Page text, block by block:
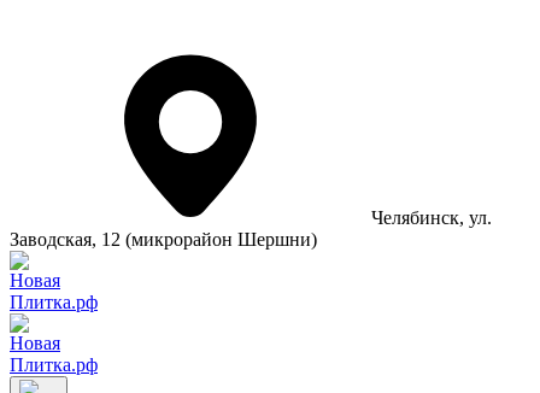
Челябинск, ул.
Заводская, 12 (микрорайон Шершни)